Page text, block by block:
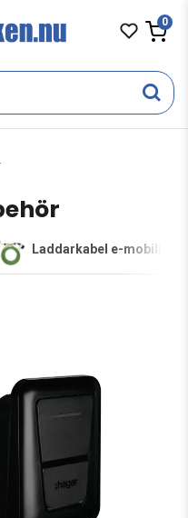
0
Laddarkabel e-mobility